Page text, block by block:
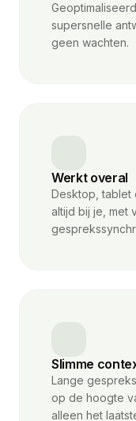
supersnelle
geen wachten.
Werkt overal
Desktop, tablet
altijd bij je, met
Slimme
Lange
op de hoogte
alleen het